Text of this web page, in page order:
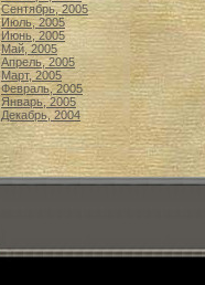
Сентябрь, 2005
Июль, 2005
Июнь, 2005
Май, 2005
Апрель, 2005
Март, 2005
Февраль, 2005
Январь, 2005
Декабрь, 2004